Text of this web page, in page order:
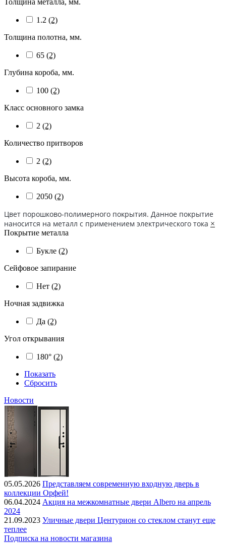
Толщина металла, мм.
1.2 (2)
Толщина полотна, мм.
65 (2)
Глубина короба, мм.
100 (2)
Класс основного замка
2 (2)
Количество притворов
2 (2)
Высота короба, мм.
2050 (2)
Цвет порошково-полимерного покрытия. Данное покрытие
наносится на металл с применением электрического тока ×
Покрытие металла
Букле (2)
Сейфовое запирание
Нет (2)
Ночная задвижка
Да (2)
Угол открывания
180° (2)
Показать
Сбросить
Новости
05.05.2026 Представляем современную входную дверь в
коллекции Орфей!
06.04.2024 Акция на межкомнатные двери Albero на апрель
2024
21.09.2023 Уличные двери Центурион со стеклом станут еще
теплее
Подписка на новости магазина